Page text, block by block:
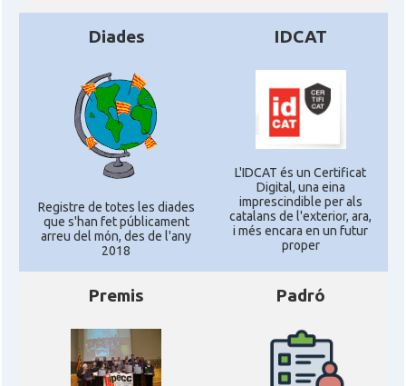
Diades
Registre de totes les diades
que s'han fet públicament
arreu del món, des de l'any
2018
IDCAT
L'IDCAT és un Certificat
Digital, una eina
imprescindible per als
catalans de l'exterior, ara,
i més encara en un futur
proper
Premis Padró